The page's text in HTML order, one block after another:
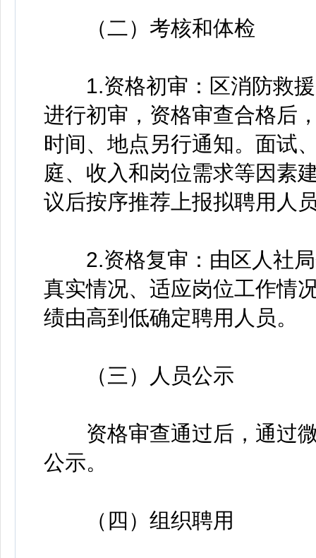
（二）考核和体检
1.资格初审：区消防救援
进行初审，资格审查合格后
时间、地点另行通知。面试
庭、收入和岗位需求等因素
议后按序推荐上报拟聘用人
2.资格复审：由区人社局
真实情况、适应岗位工作情
绩由高到低确定聘用人员。
（三）人员公示
资格审查通过后，通过微
公示。
（四）组织聘用